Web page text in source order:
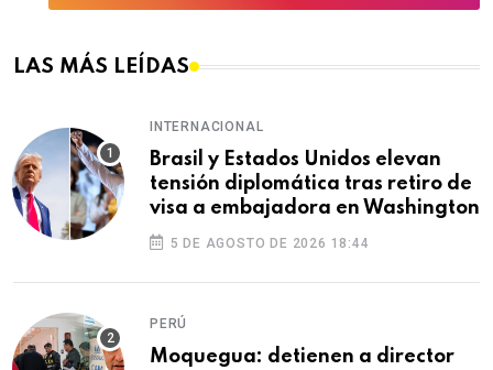
LAS MÁS LEÍDAS
INTERNACIONAL
Brasil y Estados Unidos elevan
tensión diplomática tras retiro de
visa a embajadora en Washington
5 DE AGOSTO DE 2026 18:44
PERÚ
Moquegua: detienen a director